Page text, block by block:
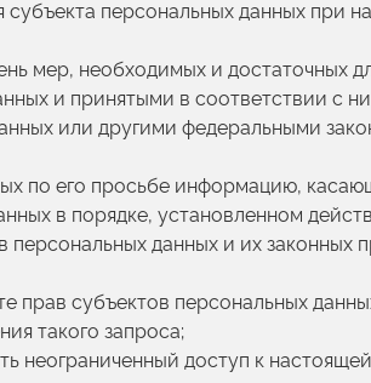
персональных данных при
мер, необходимых и достаточных
и принятыми в соответствии с
или другими федеральными
по его просьбе информацию,
в порядке, установленном
данных и их законных
прав субъектов персональных
такого запроса;
неограниченный доступ к